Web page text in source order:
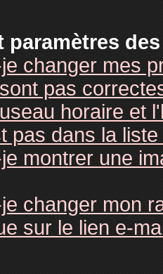
paramètres
changer mes
pas
horaire et
pas dans la liste
montrer une
changer mon
sur le lien e-